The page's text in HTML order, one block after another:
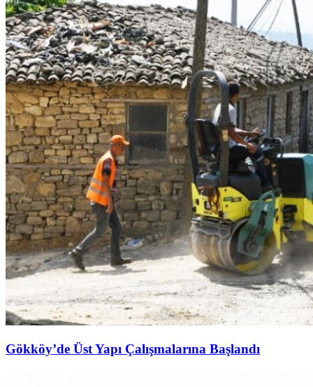
Gökköy’de Üst Yapı Çalışmalarına Başlandı